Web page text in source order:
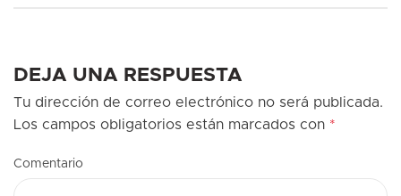
DEJA UNA RESPUESTA
Tu dirección de correo electrónico no será publicada.
Los campos obligatorios están marcados con *
Comentario